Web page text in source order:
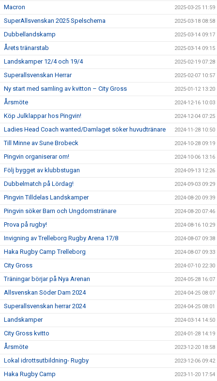
Macron 2025-03-25 11:59
SuperAllsvenskan 2025 Spelschema 2025-03-18 08:58
Dubbellandskamp 2025-03-14 09:17
Årets tränarstab 2025-03-14 09:15
Landskamper 12/4 och 19/4 2025-02-19 07:28
Superallsvenskan Herrar 2025-02-07 10:57
Ny start med samling av kvitton – City Gross 2025-01-12 13:20
Årsmöte 2024-12-16 10:03
Köp Julklappar hos Pingvin! 2024-12-04 07:25
Ladies Head Coach wanted/Damlaget söker huvudtränare 2024-11-28 10:50
Till Minne av Sune Brobeck 2024-10-28 09:19
Pingvin organiserar om! 2024-10-06 13:16
Följ bygget av klubbstugan 2024-09-13 12:26
Dubbelmatch på Lördag! 2024-09-03 09:29
Pingvin Tilldelas Landskamper 2024-08-20 09:39
Pingvin söker Barn och Ungdomstränare 2024-08-20 07:46
Prova på rugby! 2024-08-16 10:29
Invigning av Trelleborg Rugby Arena 17/8 2024-08-07 09:38
Haka Rugby Camp Trelleborg 2024-08-07 09:33
City Gross 2024-07-10 22:30
Träningar börjar på Nya Arenan 2024-05-28 16:07
Allsvenskan Söder Dam 2024 2024-04-25 08:07
Superallsvenskan herrar 2024 2024-04-25 08:01
Landskamper 2024-03-14 14:50
City Gross kvitto 2024-01-28 14:19
Årsmöte 2023-12-20 18:58
Lokal idrottsutbildning- Rugby 2023-12-06 09:42
Haka Rugby Camp 2023-11-20 17:54